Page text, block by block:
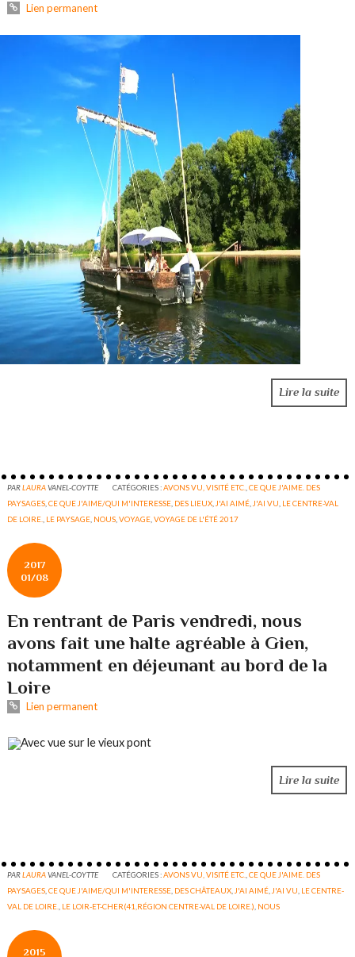
Lien permanent
Lire la suite
PARLAURAVANEL-COYTTE CATÉGORIES :AVONS VU, VISITÉ ETC. ,CE QUE J'AIME. DES
PAYSAGES ,CE QUE J'AIME/QUI M'INTERESSE DES LIEUX J'AI AIMÉ J'AI VU LE CENTRE-VAL
DE LOIRE. LE PAYSAGE NOUS ,VOYAGE ,VOYAGE DE L'ÉTÉ 2017
2017
01/08
En rentrant de Paris vendredi, nous
avons fait une halte agréable à Gien,
notamment en déjeunant au bord de la
Loire
Lien permanent
Avec vue sur le vieux pont
Lire la suite
PARLAURAVANEL-COYTTE CATÉGORIES :AVONS VU, VISITÉ ETC. ,CE QUE J'AIME. DES
PAYSAGES ,CE QUE J'AIME/QUI M'INTERESSE DES CHÂTEAUX J'AI AIMÉ J'AI VU LE CENTRE-
VAL DE LOIRE. LE LOIR-ET-CHER(41,RÉGION CENTRE-VAL DE LOIRE.) NOUS
2015